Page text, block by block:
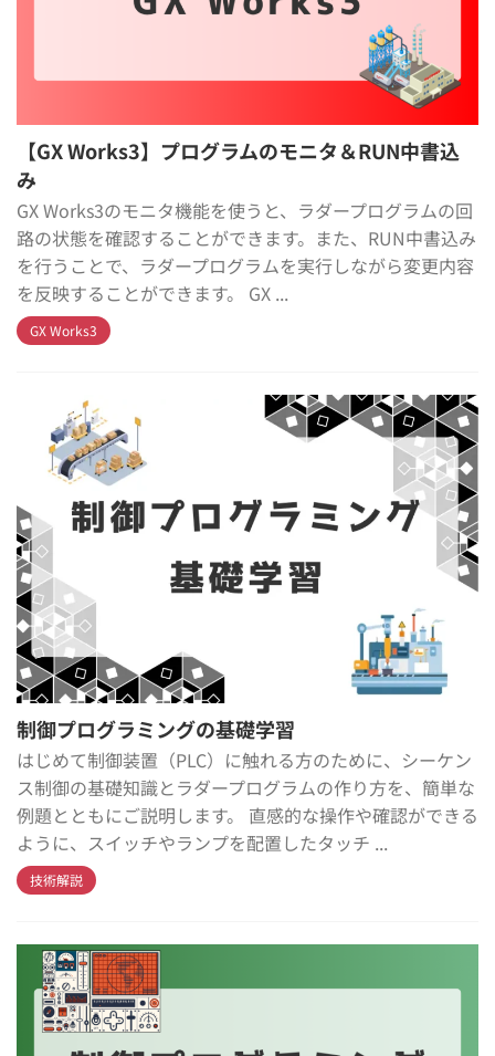
【GX Works3】プログラムのモニタ＆RUN中書込
み
GX Works3のモニタ機能を使うと、ラダープログラムの回
路の状態を確認することができます。また、RUN中書込み
を行うことで、ラダープログラムを実行しながら変更内容
を反映することができます。 GX ...
GX Works3
制御プログラミングの基礎学習
はじめて制御装置（PLC）に触れる方のために、シーケン
ス制御の基礎知識とラダープログラムの作り方を、簡単な
例題とともにご説明します。 直感的な操作や確認ができる
ように、スイッチやランプを配置したタッチ ...
技術解説